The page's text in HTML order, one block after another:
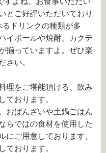
とご好評いただいており
ドリンクの種類が多
イボールや焼酎、カクテ
揃っていますよ。ぜひ楽
さい。
理をご堪能頂ける、飲み
ております。
おばんざいや土鍋ごはん
らではの食材を使用した
にご用意しております。
ております。